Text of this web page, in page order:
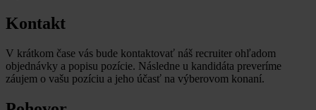
Kontakt
V krátkom čase vás bude kontaktovať náš recruiter ohľadom
objednávky a popisu pozície. Následne u kandidáta preveríme
záujem o vašu pozíciu a jeho účasť na výberovom konaní.